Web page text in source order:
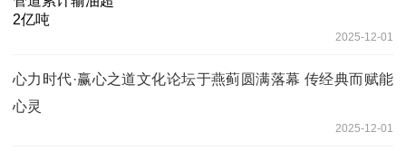
2025-12-01
心力时代·赢心之道文化论坛于燕蓟圆满落幕 传经典而赋能
心灵
2025-12-01